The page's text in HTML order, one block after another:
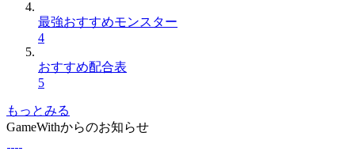
最強おすすめモンスター
4
おすすめ配合表
5
もっとみる
GameWithからのお知らせ